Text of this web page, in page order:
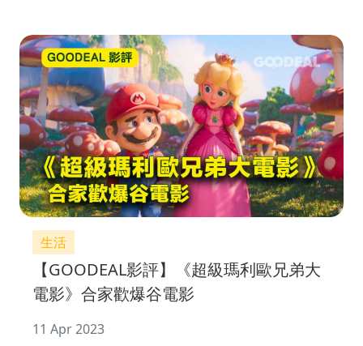
生活
【GOODEAL影評】《超級瑪利歐兄弟大
電影》合家歡爆谷電影
11 Apr 2023